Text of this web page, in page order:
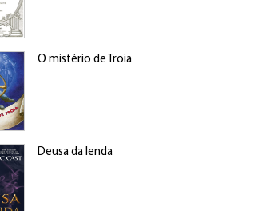
O mistério de Troia
Deusa da lenda